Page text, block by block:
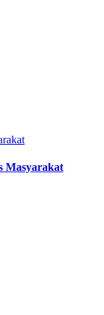
Masyarakat